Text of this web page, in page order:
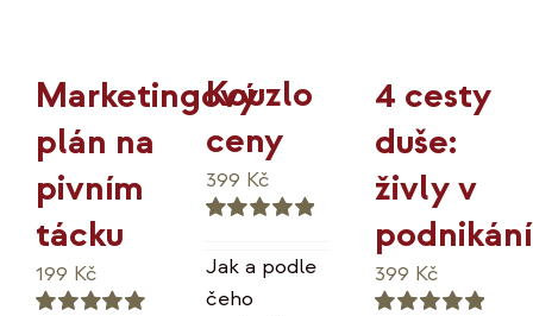
Marketingový
plán na
pivním
tácku
199 Kč
Kouzlo
ceny
5.00 z 5
399 Kč
Jak a podle
čeho
4 cesty
duše:
živly v
podnikání
399 Kč